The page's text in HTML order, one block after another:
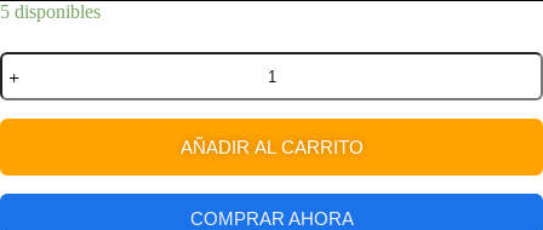
5 disponibles
AÑADIR AL CARRITO
COMPRAR AHORA